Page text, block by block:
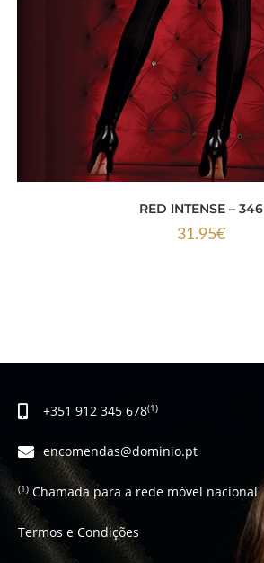
RED INTENSE – 346
31.95€
+351 912 345 678(1)
encomendas@dominio.pt
(1)Chamada para a rede móvel nacional
Termos e Condições